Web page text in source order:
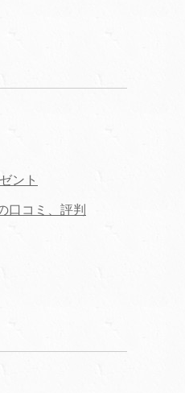
ント
口コミ、評判